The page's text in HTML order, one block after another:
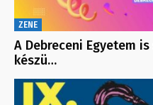
ZENE
A Debreceni Egyetem
készü…